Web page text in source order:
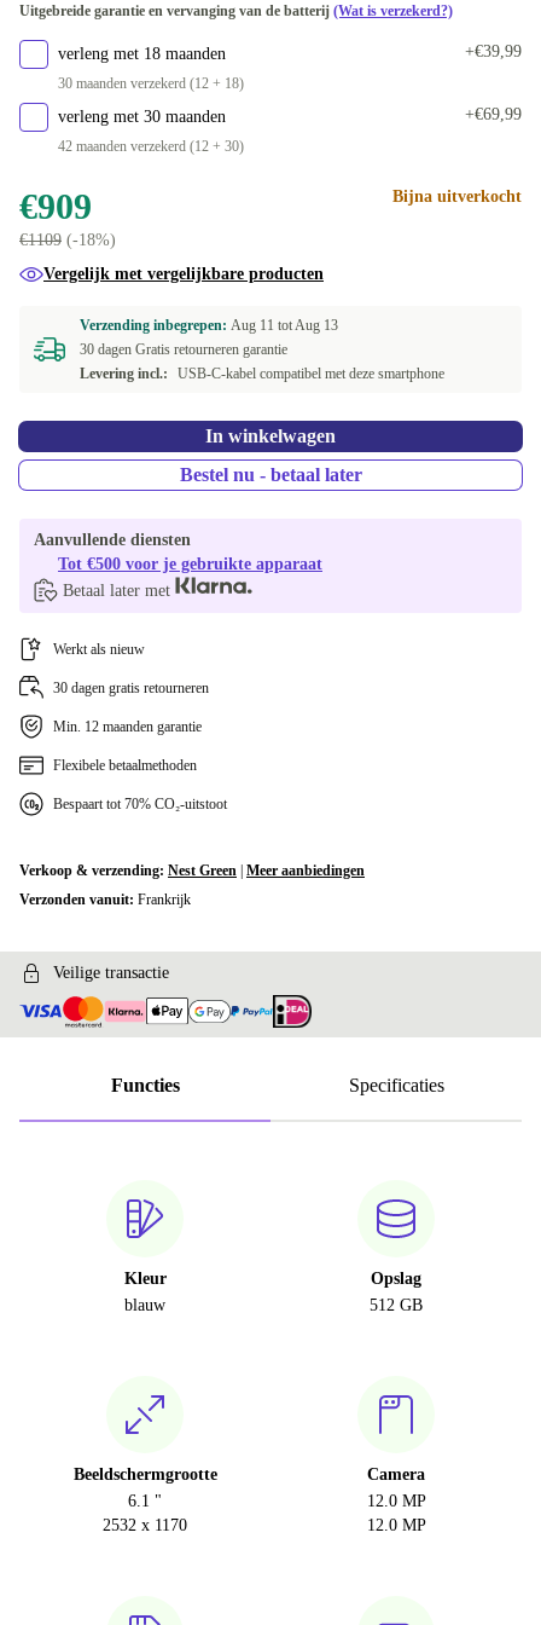
Beschikbaar in andere configuraties
geel
wit
Dual-SIM (2 eSIMs)
Uitgebreide garantie en vervanging van de batterij (Wat is verzekerd?)
verleng met 18 maanden
30 maanden verzekerd (12 + 18)
+€39,99
verleng met 30 maanden
42 maanden verzekerd (12 + 30)
+€69,99
€909
€1109 (-18%)
Bijna uitverkocht
Vergelijk met vergelijkbare producten
Verzending inbegrepen: Aug 11 totAug 13
30 dagen Gratis retourneren garantie
Levering incl.:
USB-C-kabel compatibel met deze smartphone
In winkelwagen
Bestel nu - betaal later
Aanvullende diensten
Tot €500 voor je gebruikte apparaat
Betaal later met
Werkt als nieuw
30 dagen gratis retourneren
Min. 12 maanden garantie
Flexibele betaalmethoden
Bespaart tot 70% CO₂-uitstoot
Verkoop & verzending: Nest Green Meer aanbiedingen
Verzonden vanuit: Frankrijk
Veilige transactie
Functies Specificaties
Kleur
blauw
Opslag
512 GB
Beeldschermgrootte
6.1 "
2532 x 1170
Camera
12.0 MP
12.0 MP